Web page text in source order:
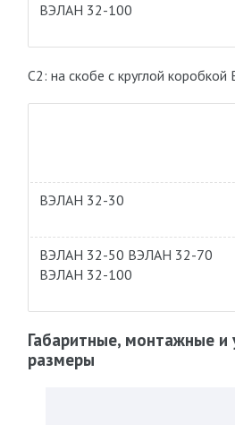
ВЭЛАН 32-100
С2: на скобе с круглой
ВЭЛАН 32-30
ВЭЛАН 32-50 ВЭЛАН 32-70
ВЭЛАН 32-100
Габаритные, монтажные и
размеры